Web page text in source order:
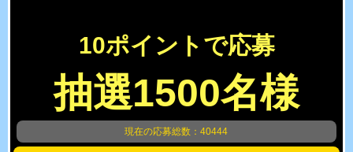
10ポイントで応募
抽選1500名様
現在の応募総数：40444